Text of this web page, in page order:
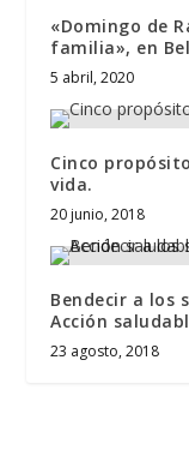
«Domingo de
familia», en
5 abril, 2020
Cinco
vida.
20 junio, 2018
Bendecir a los
Acción
23 agosto, 2018